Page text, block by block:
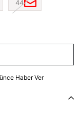
44
Haber Ver